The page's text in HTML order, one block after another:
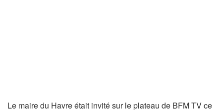
Le maire du Havre était invité sur le plateau de BFM TV ce